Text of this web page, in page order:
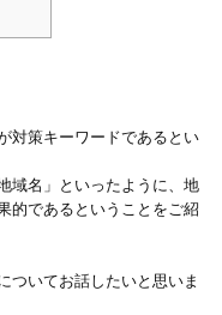
対策キーワードであるとい
域名」といったように、地
的であるということをご紹
ついてお話したいと思いま